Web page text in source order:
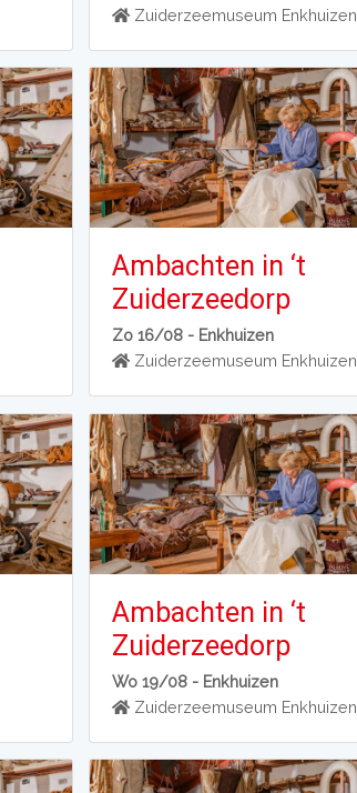
Zuiderzeemuseum Enkhuizen
Ambachten in ‘t
Zuiderzeedorp
Zo 16/08 - Enkhuizen
Zuiderzeemuseum Enkhuizen
Ambachten in ‘t
Zuiderzeedorp
Wo 19/08 - Enkhuizen
Zuiderzeemuseum Enkhuizen